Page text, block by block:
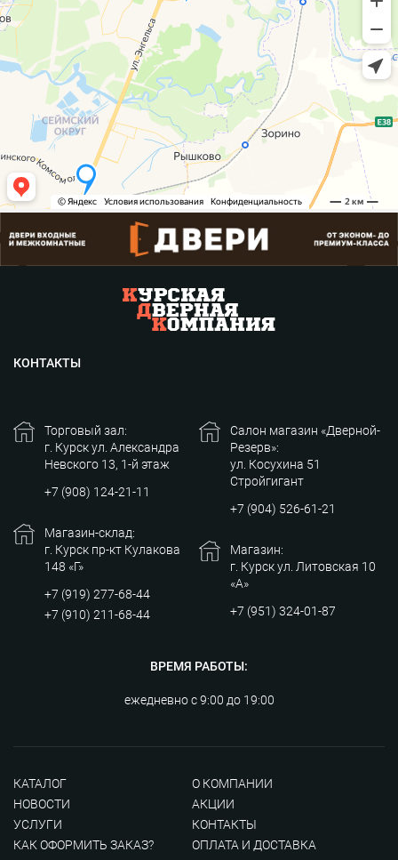
КОНТАКТЫ
Торговый зал:
г. Курск ул. Александра
Невского 13, 1-й этаж
+7 (908) 124-21-11
Магазин-склад:
г. Курск пр-кт Кулакова
148 «Г»
+7 (919) 277-68-44
+7 (910) 211-68-44
Салон магазин «Дверной-
Резерв»:
ул. Косухина 51
Стройгигант
+7 (904) 526-61-21
Магазин:
г. Курск ул. Литовская 10
«А»
+7 (951) 324-01-87
ВРЕМЯ РАБОТЫ:
ежедневно с 9:00 до 19:00
КАТАЛОГ
О КОМПАНИИ
НОВОСТИ
АКЦИИ
УСЛУГИ
КОНТАКТЫ
КАК ОФОРМИТЬ ЗАКАЗ?
ОПЛАТА И ДОСТАВКА